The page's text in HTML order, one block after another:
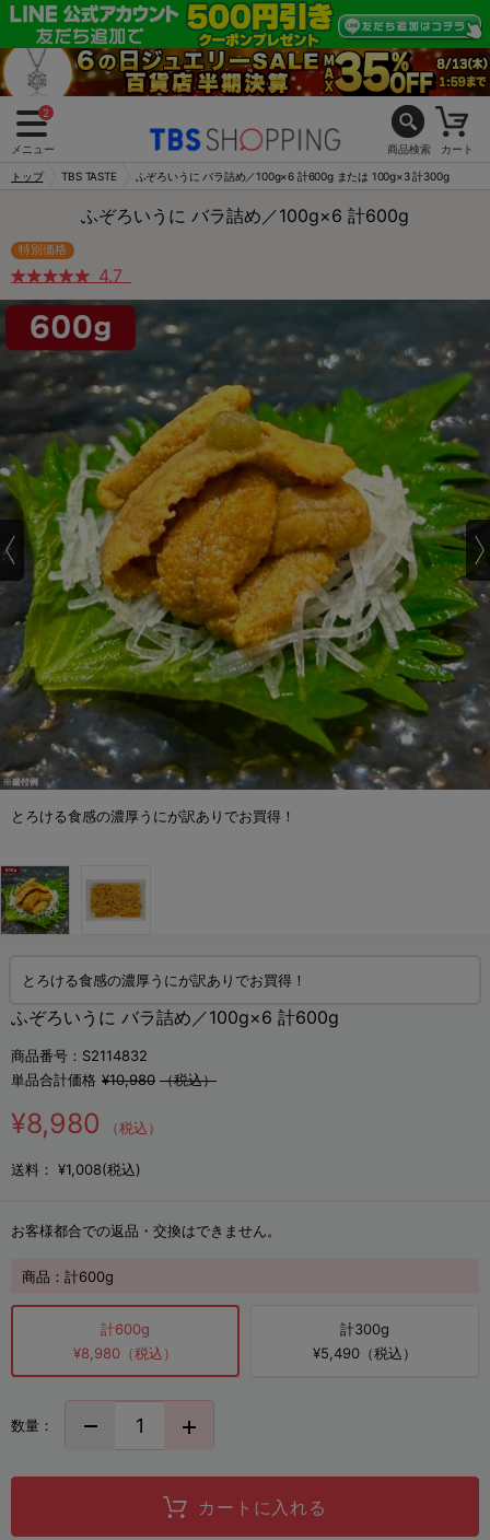
2
メニュー 商品検索 カート
トップ TBS TASTE ふぞろいうに バラ詰め／100g×6 計600g または 100g×3 計300g
ふぞろいうに バラ詰め／100g×6 計600g
特別価格
4.7
とろける食感の濃厚うにが訳ありでお買得！
とろける食感の濃厚うにが訳ありでお買得！
ふぞろいうに バラ詰め／100g×6 計600g
商品番号：S2114832
単品合計価格 ¥10,980 （税込）
¥8,980 （税込）
送料： ¥1,008(税込)
お客様都合での返品・交換はできません。
商品： 計600g
計600g
¥8,980（税込）
計300g
¥5,490（税込）
数量：
カートに入れる